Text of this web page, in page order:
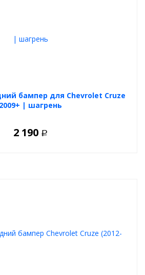
бампер для Chevrolet Cruze
2009+ | шагрень
2 190 Р